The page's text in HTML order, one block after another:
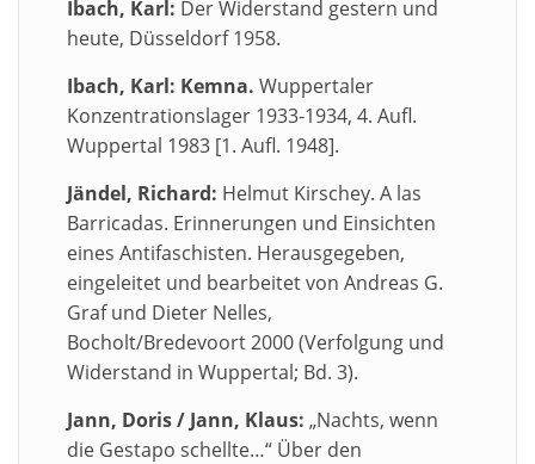
Ibach, Karl: Der Widerstand gestern und
heute, Düsseldorf 1958.
Ibach, Karl: Kemna. Wuppertaler
Konzentrationslager 1933-1934, 4. Aufl.
Wuppertal 1983 [1. Aufl. 1948].
Jändel, Richard: Helmut Kirschey. A las
Barricadas. Erinnerungen und Einsichten
eines Antifaschisten. Herausgegeben,
eingeleitet und bearbeitet von Andreas G.
Graf und Dieter Nelles,
Bocholt/Bredevoort 2000 (Verfolgung und
Widerstand in Wuppertal; Bd. 3).
Jann, Doris / Jann, Klaus: „Nachts, wenn
die Gestapo schellte…“ Über den